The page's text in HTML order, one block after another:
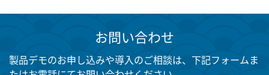
お問い合わせ
製品デモのお申し込みや導入のご相談は、下記フォームま